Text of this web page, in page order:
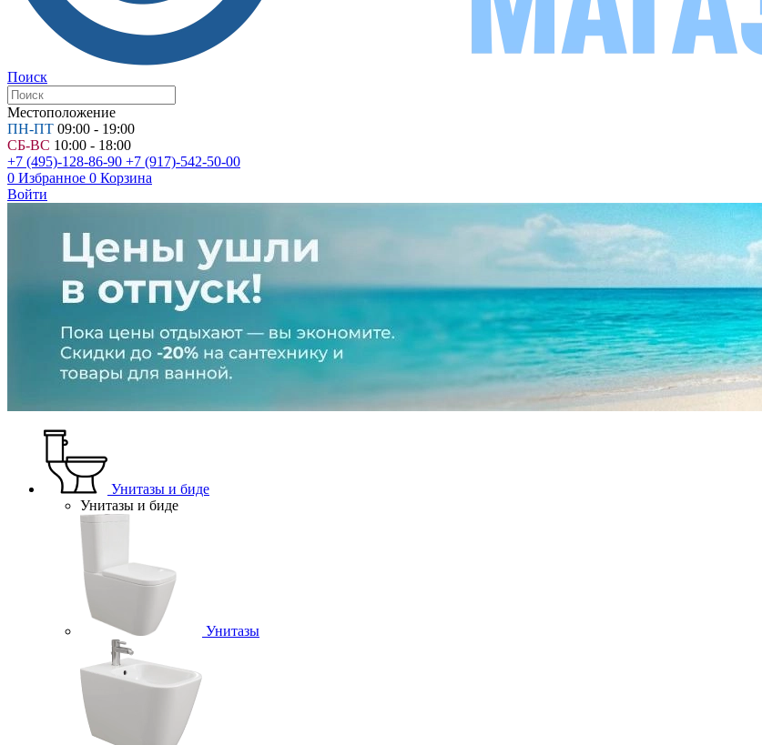
Поиск
Местоположение
ПН-ПТ 09:00 - 19:00
СБ-ВС 10:00 - 18:00
+7 (495)-128-86-90 +7 (917)-542-50-00
0 Избранное 0 Корзина
Войти
Унитазы и биде
Унитазы и биде
Унитазы